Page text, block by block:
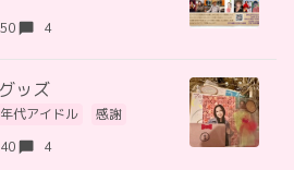
50 4
ッズ
代アイドル
感謝
40 4